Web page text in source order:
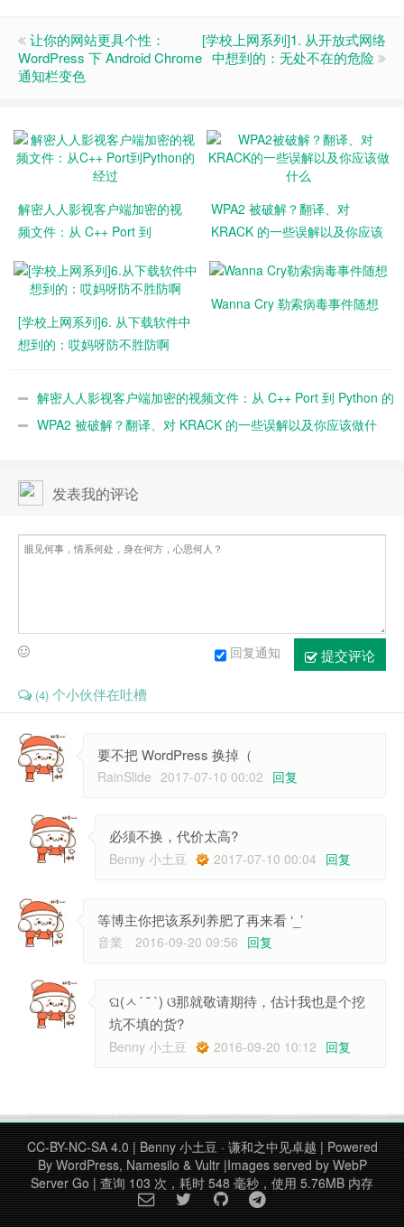
让你的网站更具个性：
WordPress 下 Android Chrome
通知栏变色
[学校上网系列]1. 从开放式网络
中想到的：无处不在的危险
解密人人影视客户端加密的视
频文件：从 C++ Port 到
WPA2 被破解？翻译、对
KRACK 的一些误解以及你应该
[学校上网系列]6. 从下载软件中
想到的：哎妈呀防不胜防啊
Wanna Cry 勒索病毒事件随想
解密人人影视客户端加密的视频文件：从 C++ Port 到 Python 的
经过WPA2 被破解？翻译、对 KRACK 的一些误解以及你应该做什
发表我的评论
提交评论
回复通知
(4) 个小伙伴在吐槽
要不把 WordPress 换掉（
RainSlide 2017-07-10 00:02 回复
必须不换，代价太高?
Benny 小土豆 2017-07-10 00:04 回复
等博主你把该系列养肥了再来看 ‘_’
音業 2016-09-20 09:56 回复
ଘ(ㅅ´ ˘ `) ଓ那就敬请期待，估计我也是个挖
坑不填的货?
Benny 小土豆 2016-09-20 10:12 回复
CC-BY-NC-SA 4.0| Benny 小土豆 · 谦和之中见卓越 | Powered
By WordPress, Namesilo& Vultr|Images served by WebP
Server Go | 查询 103 次，耗时 548 毫秒，使用 5.76MB 内存